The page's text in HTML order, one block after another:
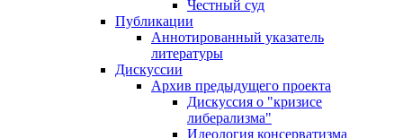
Честный суд
Публикации
Аннотированный указатель
литературы
Дискуссии
Архив предыдущего проекта
Дискуссия о "кризисе
либерализма"
Идеология консерватизма